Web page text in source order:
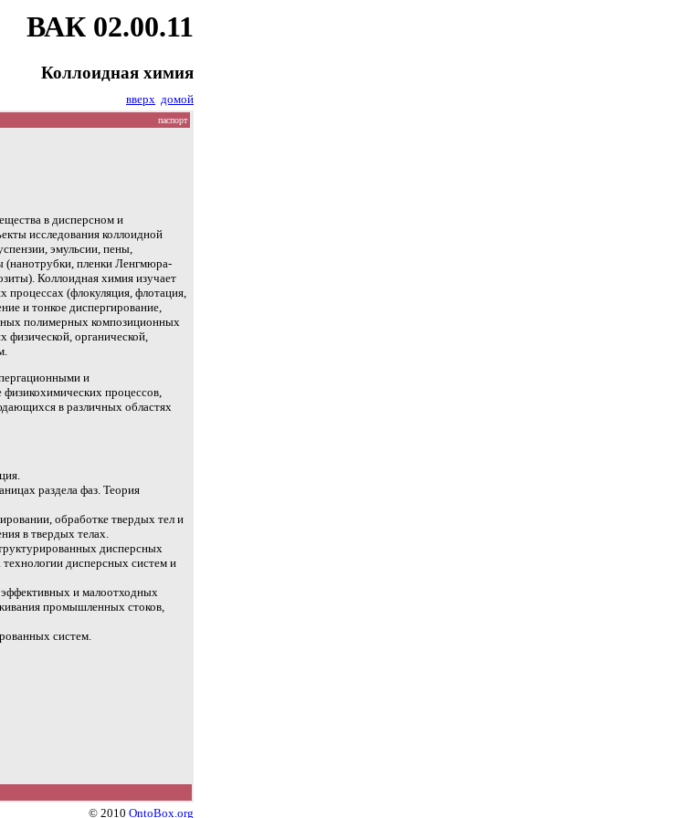
ВАК 02.00.11
Коллоидная химия
вверх домой
паспорт
в дисперсном и
исследования коллоидной
эмульсии, пены,
(нанотрубки, пленки Ленгмюра-
Коллоидная химия изучает
(флокуляция, флотация,
и тонкое диспергирование,
полимерных композиционных
физической, органической,
и
процессов,
в различных областях
раздела фаз. Теория
обработке твердых тел и
в твердых телах.
дисперсных
дисперсных систем и
и малоотходных
промышленных стоков,
систем.
© 2010 OntoBox.org